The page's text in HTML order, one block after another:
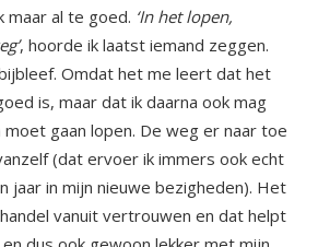
maar al te goed. ‘In het lopen,
, hoorde ik laatst iemand zeggen.
Omdat het me leert dat het
is, maar dat ik daarna ook mag
gaan lopen. De weg er naar toe
(dat ervoer ik immers ook echt
jaar in mijn nieuwe bezigheden). Het
vanuit vertrouwen en dat helpt